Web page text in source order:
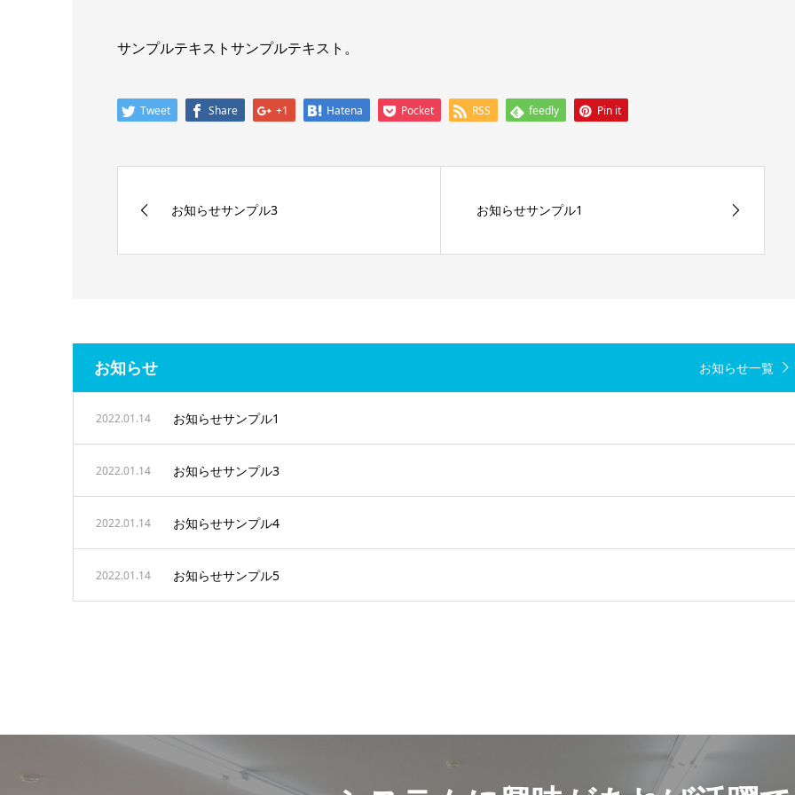
サンプルテキストサンプルテキスト。
Tweet Share +1 Hatena Pocket RSS feedly Pin it
お知らせサンプル3 お知らせサンプル1
お知らせ お知らせ一覧
2022.01.14 お知らせサンプル1
2022.01.14 お知らせサンプル3
2022.01.14 お知らせサンプル4
2022.01.14 お知らせサンプル5